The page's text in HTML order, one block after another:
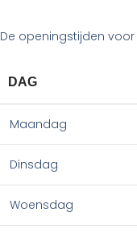
De openingstijden voor
DAG
Maandag
Dinsdag
Woensdag